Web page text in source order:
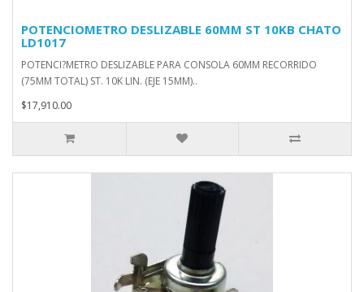
POTENCIOMETRO DESLIZABLE 60MM ST 10KB CHATO
LD1017
POTENCI?METRO DESLIZABLE PARA CONSOLA 60MM RECORRIDO
(75MM TOTAL) ST. 10K LIN. (EJE 15MM)..
$17,910.00